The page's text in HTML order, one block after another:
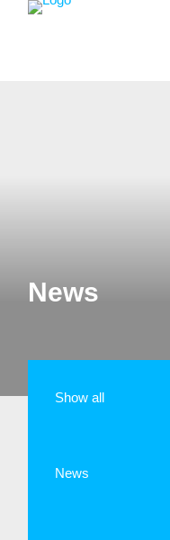
News
Show all
News